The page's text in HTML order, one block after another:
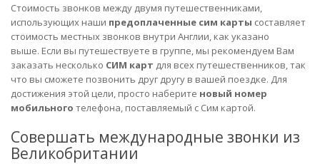
Стоимость звонков между двумя путешественниками,
использующих наши предоплаченные сим карты составляет
стоимость местных звонков внутри Англии, как указано
выше. Если вы путешествуете в группе, мы рекомендуем Вам
заказать несколько СИМ карт для всех путешественников, так
что вы сможете позвонить друг другу в вашей поездке. Для
достижения этой цели, просто наберите новый номер
мобильного телефона, поставляемый с Сим картой.
Совершать международные звонки из
Великобритании